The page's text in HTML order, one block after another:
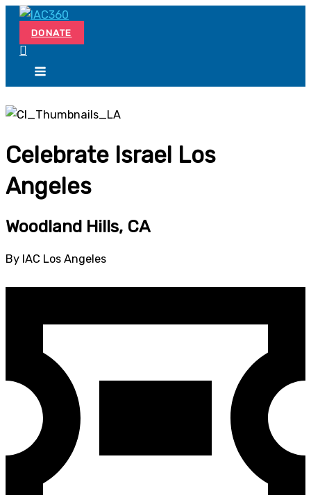
Skip
content
DONATE
Celebrate Israel Los
Angeles
Woodland Hills, CA
By IAC Los Angeles
Search...